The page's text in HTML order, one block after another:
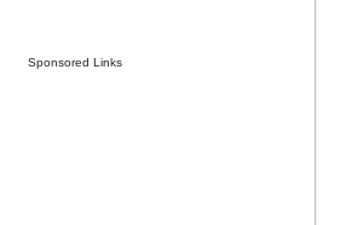
Sponsored Links